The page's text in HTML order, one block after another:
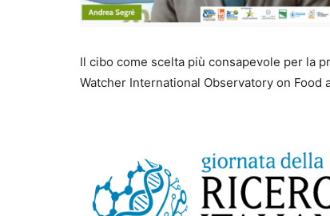
Il cibo come scelta più consapevole per la
Watcher International Observatory on Food